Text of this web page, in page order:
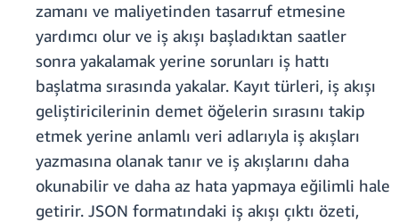
zamanı ve maliyetinden tasarruf etmesine
yardımcı olur ve iş akışı başladıktan saatler
sonra yakalamak yerine sorunları iş hattı
başlatma sırasında yakalar. Kayıt türleri, iş akışı
geliştiricilerinin demet öğelerin sırasını takip
etmek yerine anlamlı veri adlarıyla iş akışları
yazmasına olanak tanır ve iş akışlarını daha
okunabilir ve daha az hata yapmaya eğilimli hale
getirir. JSON formatındaki iş akışı çıktı özeti,